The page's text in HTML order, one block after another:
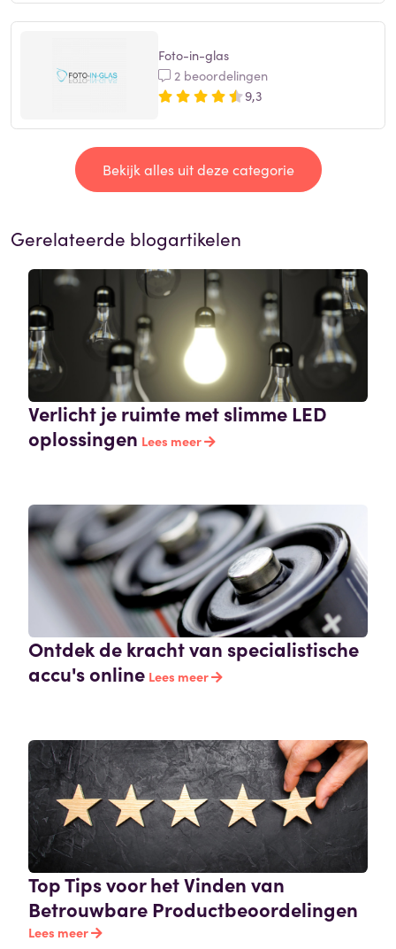
Foto-in-glas
2 beoordelingen
9,3
Bekijk alles uit deze categorie
Gerelateerde blogartikelen
Verlicht je ruimte met slimme LED
oplossingen Lees meer
Ontdek de kracht van specialistische
accu's online Lees meer
Top Tips voor het Vinden van
Betrouwbare Productbeoordelingen
Lees meer